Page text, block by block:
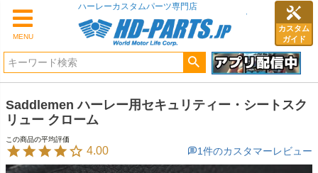
MENU
カスタム
ガイド
ハーレーカスタムパーツ専門店
Saddlemen ハーレー用セキュリティー・シートスク
リュー クローム
4.00 1